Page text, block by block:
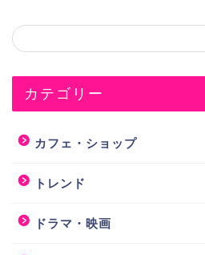
カテゴリー
カフェ・ショップ
トレンド
ドラマ・映画